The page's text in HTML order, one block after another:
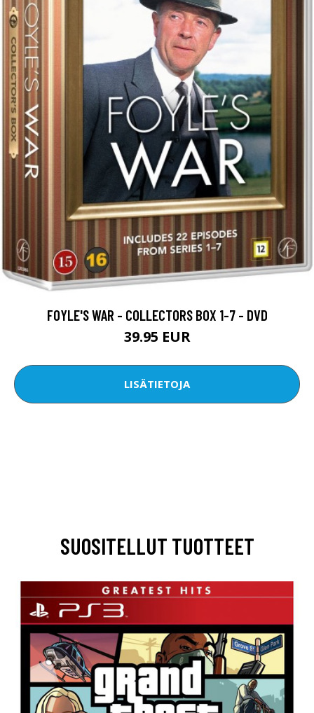
FOYLE'S WAR - COLLECTORS BOX 1-7 - DVD
39.95 EUR
LISÄTIETOJA
SUOSITELLUT TUOTTEET